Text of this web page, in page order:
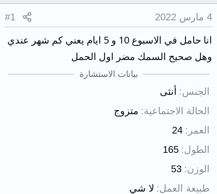
4 مارس 2022 #1
انا حامل في الاسبوع 10 و 5 ايام يعني كم شهر عندي
وهل صحيح السمك مضر اول الحمل
بيانات الاستشارة
الجنس
أنثى
الحالة الاجتماعية
متزوج
العمر
24
الطول 165
الوزن 53
طبيعة العمل لا شي